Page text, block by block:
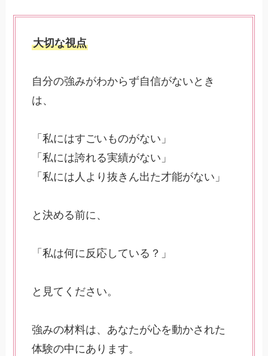
大切な視点
自分の強みがわからず自信がないとき
は、
「私にはすごいものがない」
「私には誇れる実績がない」
「私には人より抜きん出た才能がない」
と決める前に、
「私は何に反応している？」
と見てください。
強みの材料は、あなたが心を動かされた
体験の中にあります。